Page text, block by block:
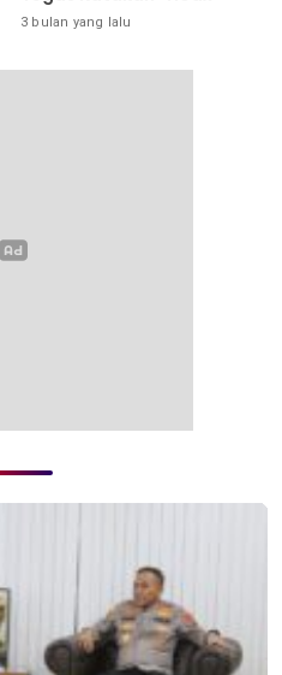
3 bulan yang lalu